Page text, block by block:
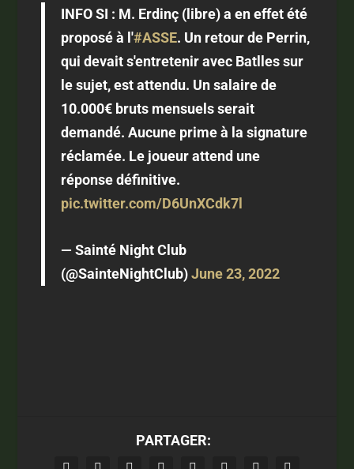
INFO SI : M. Erdinç (libre) a en effet été
proposé à l'#ASSE. Un retour de Perrin,
qui devait s'entretenir avec Batlles sur
le sujet, est attendu. Un salaire de
10.000€ bruts mensuels serait
demandé. Aucune prime à la signature
réclamée. Le joueur attend une
réponse définitive.
pic.twitter.com/D6UnXCdk7l
— Sainté Night Club
(@SainteNightClub)June 23, 2022
PARTAGER: